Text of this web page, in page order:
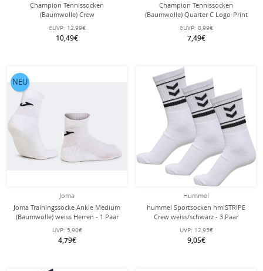
Champion Tennissocken
(Baumwolle) Crew
schwarz/weiss/grau Herren - 3 Paar
eUVP: 12,99€
10,49€
Champion Tennissocken
(Baumwolle) Quarter C Logo-Print
weiss Herren - 3 Paar
eUVP: 8,99€
7,49€
Joma
Joma Trainingssocke Ankle Medium
(Baumwolle) weiss Herren - 1 Paar
UVP: 5,90€
4,79€
NEU
Hummel
hummel Sportsocken hmlSTRIPE
Crew weiss/schwarz - 3 Paar
UVP: 12,95€
9,05€